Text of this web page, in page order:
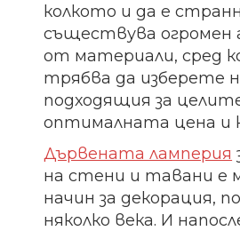
колкото и да е
съществува
от материали, сред
трябва да изберете
подходящия за
оптималната цена и
Дървената ламперия
на стени и тавани е
начин за декорация,
няколко века. И